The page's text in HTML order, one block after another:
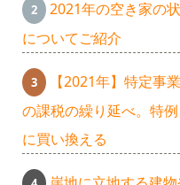
2021年の空き家の
についてご紹介
【2021年】特定事
の課税の繰り延べ。特
に買い換える